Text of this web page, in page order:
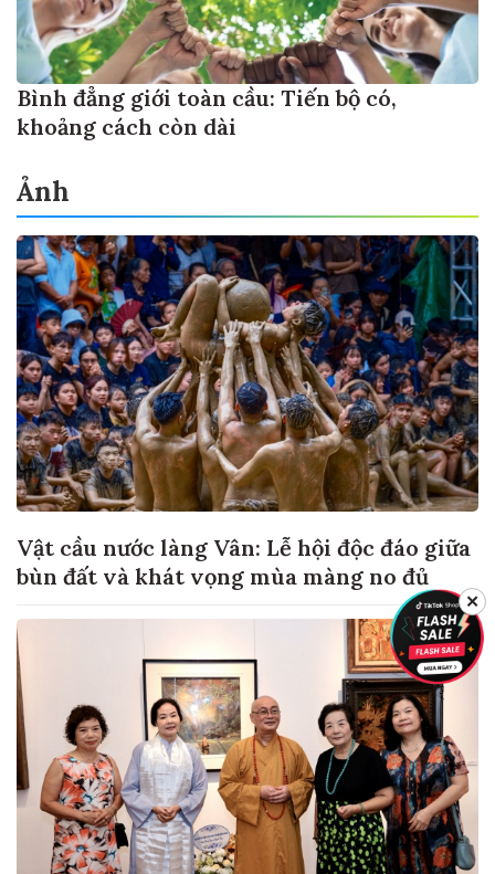
Bình đẳng giới toàn cầu: Tiến bộ có,
khoảng cách còn dài
Ảnh
Vật cầu nước làng Vân: Lễ hội độc đáo giữa
bùn đất và khát vọng mùa màng no đủ
✕